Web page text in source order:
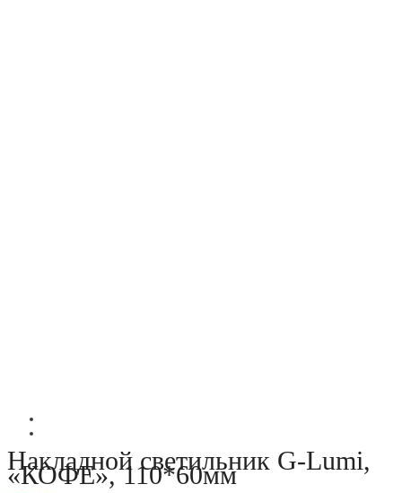
Накладной светильник G-Lumi,
«КОФЕ», 110*60мм